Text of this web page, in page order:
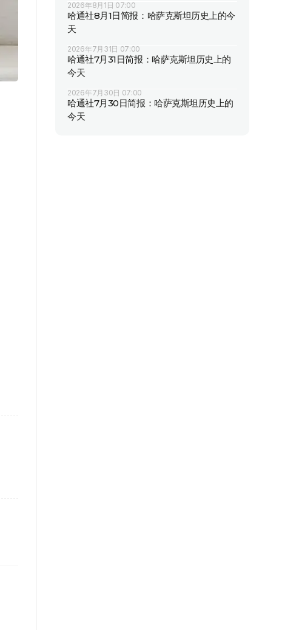
2026年8月1日 07:00
哈通社8月1日简报：哈萨克斯坦历史上的今
天
2026年7月31日 07:00
哈通社7月31日简报：哈萨克斯坦历史上的
今天
2026年7月30日 07:00
哈通社7月30日简报：哈萨克斯坦历史上的
今天